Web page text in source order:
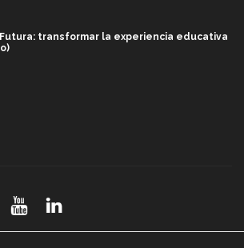
transformar la experiencia educativa
(video)